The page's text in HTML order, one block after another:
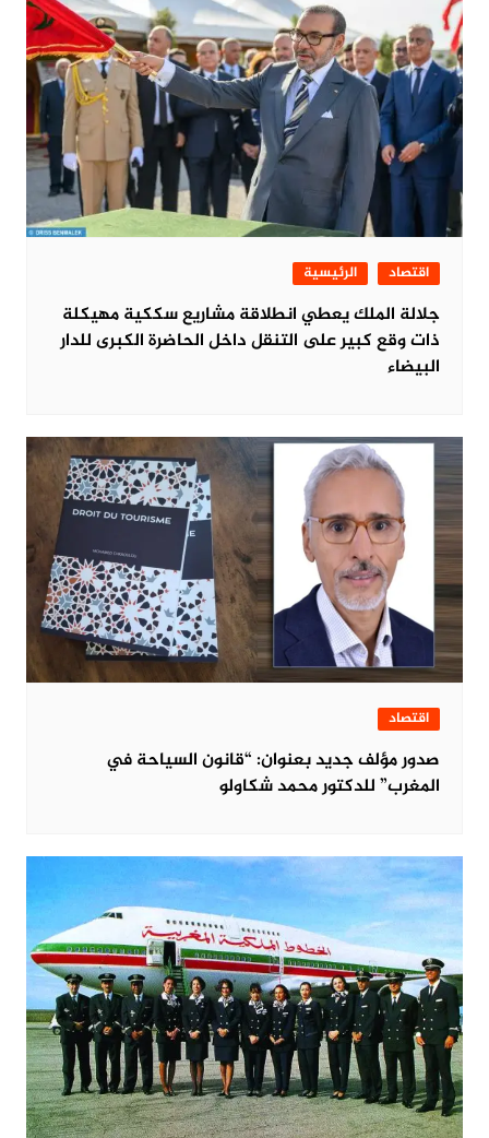
اقتصاد الرئيسية
جلالة الملك يعطي انطلاقة مشاريع سككية مهيكلة
ذات وقع كبير على التنقل داخل الحاضرة الكبرى للدار
البيضاء
اقتصاد
صدور مؤلف جديد بعنوان: “قانون السياحة في
المغرب” للدكتور محمد شكاولو